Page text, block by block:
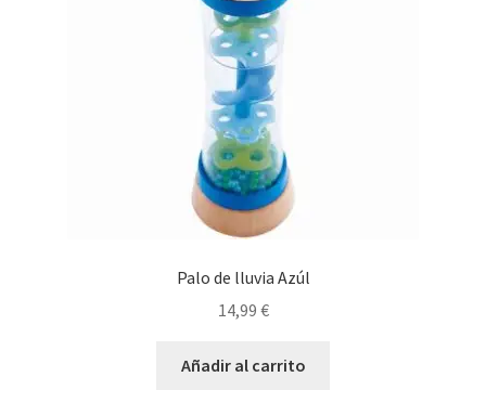
Palo de lluvia Azúl
14,99 €
Añadir al carrito